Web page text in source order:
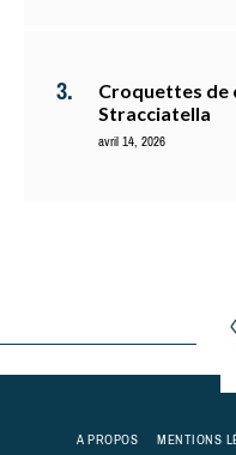
Croquettes de
Stracciatella
avril 14, 2026
A PROPOS MENTIONS